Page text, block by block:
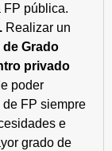
FP pública.
Realizar un
Grado
privado
poder
FP siempre
e
grado de